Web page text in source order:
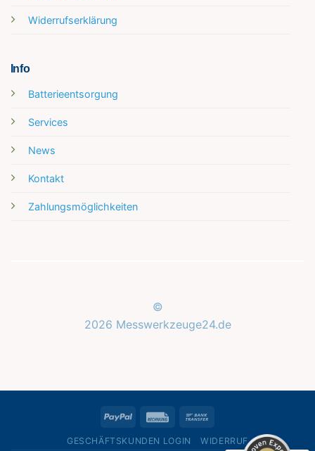
Widerrufserklärung
Info
Batterieentsorgung
Services
News
Kontakt
Zahlungsmöglichkeiten
©
2026 Messwerkzeuge24.de
PayPal Rechung
GESCHÄFTSKUNDEN LOGIN WIDERRUF
5,00
/
5,00